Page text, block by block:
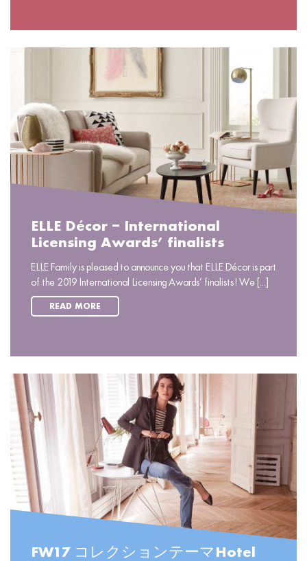
ELLE Décor – International
Licensing Awards’ finalists
ELLE Family is pleased to announce you that ELLE Décor is part
of the 2019 International Licensing Awards’ finalists! We [...]
READ MORE
FW17 コレクションテーマHotel